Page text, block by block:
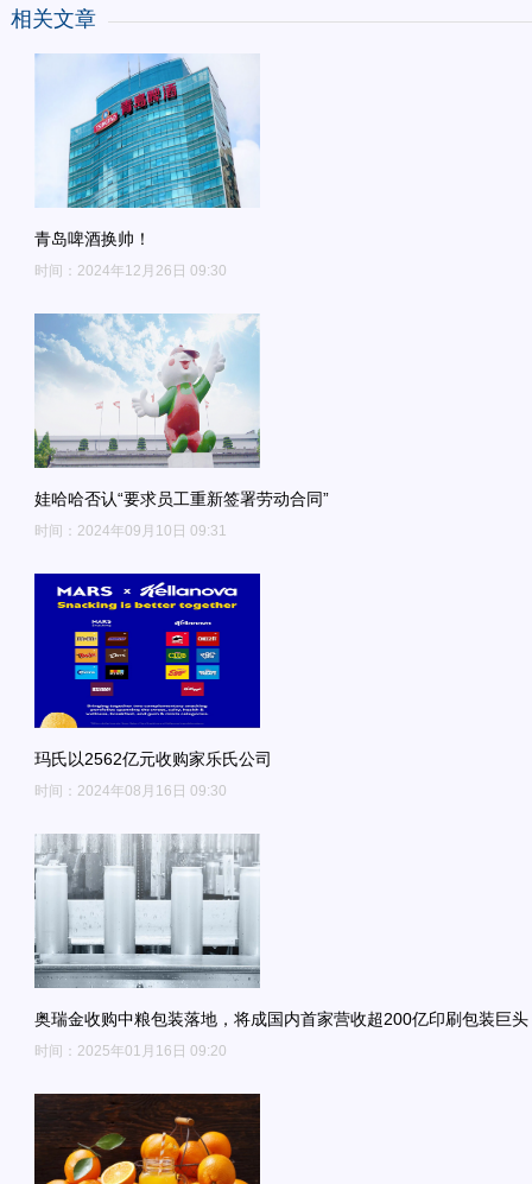
相关文章
青岛啤酒换帅！
时间：2024年12月26日 09:30
娃哈哈否认“要求员工重新签署劳动合同”
时间：2024年09月10日 09:31
玛氏以2562亿元收购家乐氏公司
时间：2024年08月16日 09:30
奥瑞金收购中粮包装落地，将成国内首家营收超200亿印刷包装巨头
时间：2025年01月16日 09:20